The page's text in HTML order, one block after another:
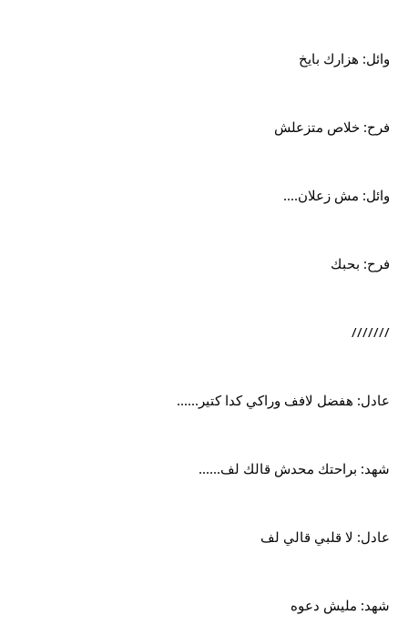
وائل: هزارك بايخ
فرح: خلاص متزعلش
وائل: مش زعلان....
فرح: بحبك
///////
عادل: هفضل لافف وراكي كدا كتير......
شهد: براحتك محدش قالك لف......
عادل: لا قلبي قالي لف
شهد: مليش دعوه